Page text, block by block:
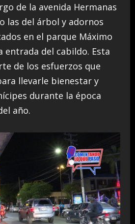
de la avenida Hermanas
las del árbol y adornos
en el parque Máximo
entrada del cabildo. Esta
de los esfuerzos que
llevarle bienestar y
durante la época
año.